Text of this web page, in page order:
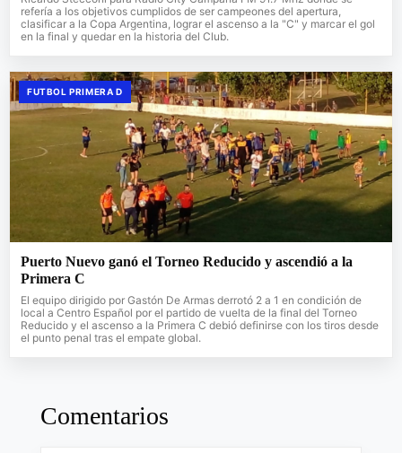
refería a los objetivos cumplidos de ser campeones del apertura,
clasificar a la Copa Argentina, lograr el ascenso a la "C" y marcar el gol
en la final y quedar en la historia del Club.
FUTBOL PRIMERA D
Puerto Nuevo ganó el Torneo Reducido y ascendió a la
Primera C
El equipo dirigido por Gastón De Armas derrotó 2 a 1 en condición de
local a Centro Español por el partido de vuelta de la final del Torneo
Reducido y el ascenso a la Primera C debió definirse con los tiros desde
el punto penal tras el empate global.
Comentarios